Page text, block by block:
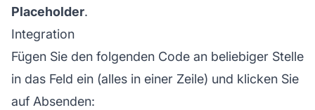
Placeholder.
Integration
Fügen Sie den folgenden Code an beliebiger Stelle
in das Feld ein (alles in einer Zeile) und klicken Sie
auf Absenden: